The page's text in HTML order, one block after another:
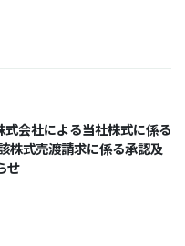
会社による当社株式に係る
株式売渡請求に係る承認及
せ